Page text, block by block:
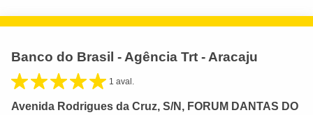
Banco do Brasil - Agência Trt - Aracaju
1 aval.
Avenida Rodrigues da Cruz, S/N, FORUM DANTAS DO